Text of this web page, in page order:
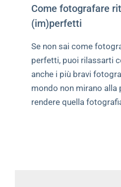
Come fotografare
(im)perfetti
Se non sai come
perfetti, puoi rilassarti
anche i più bravi
mondo non mirano alla
rendere quella